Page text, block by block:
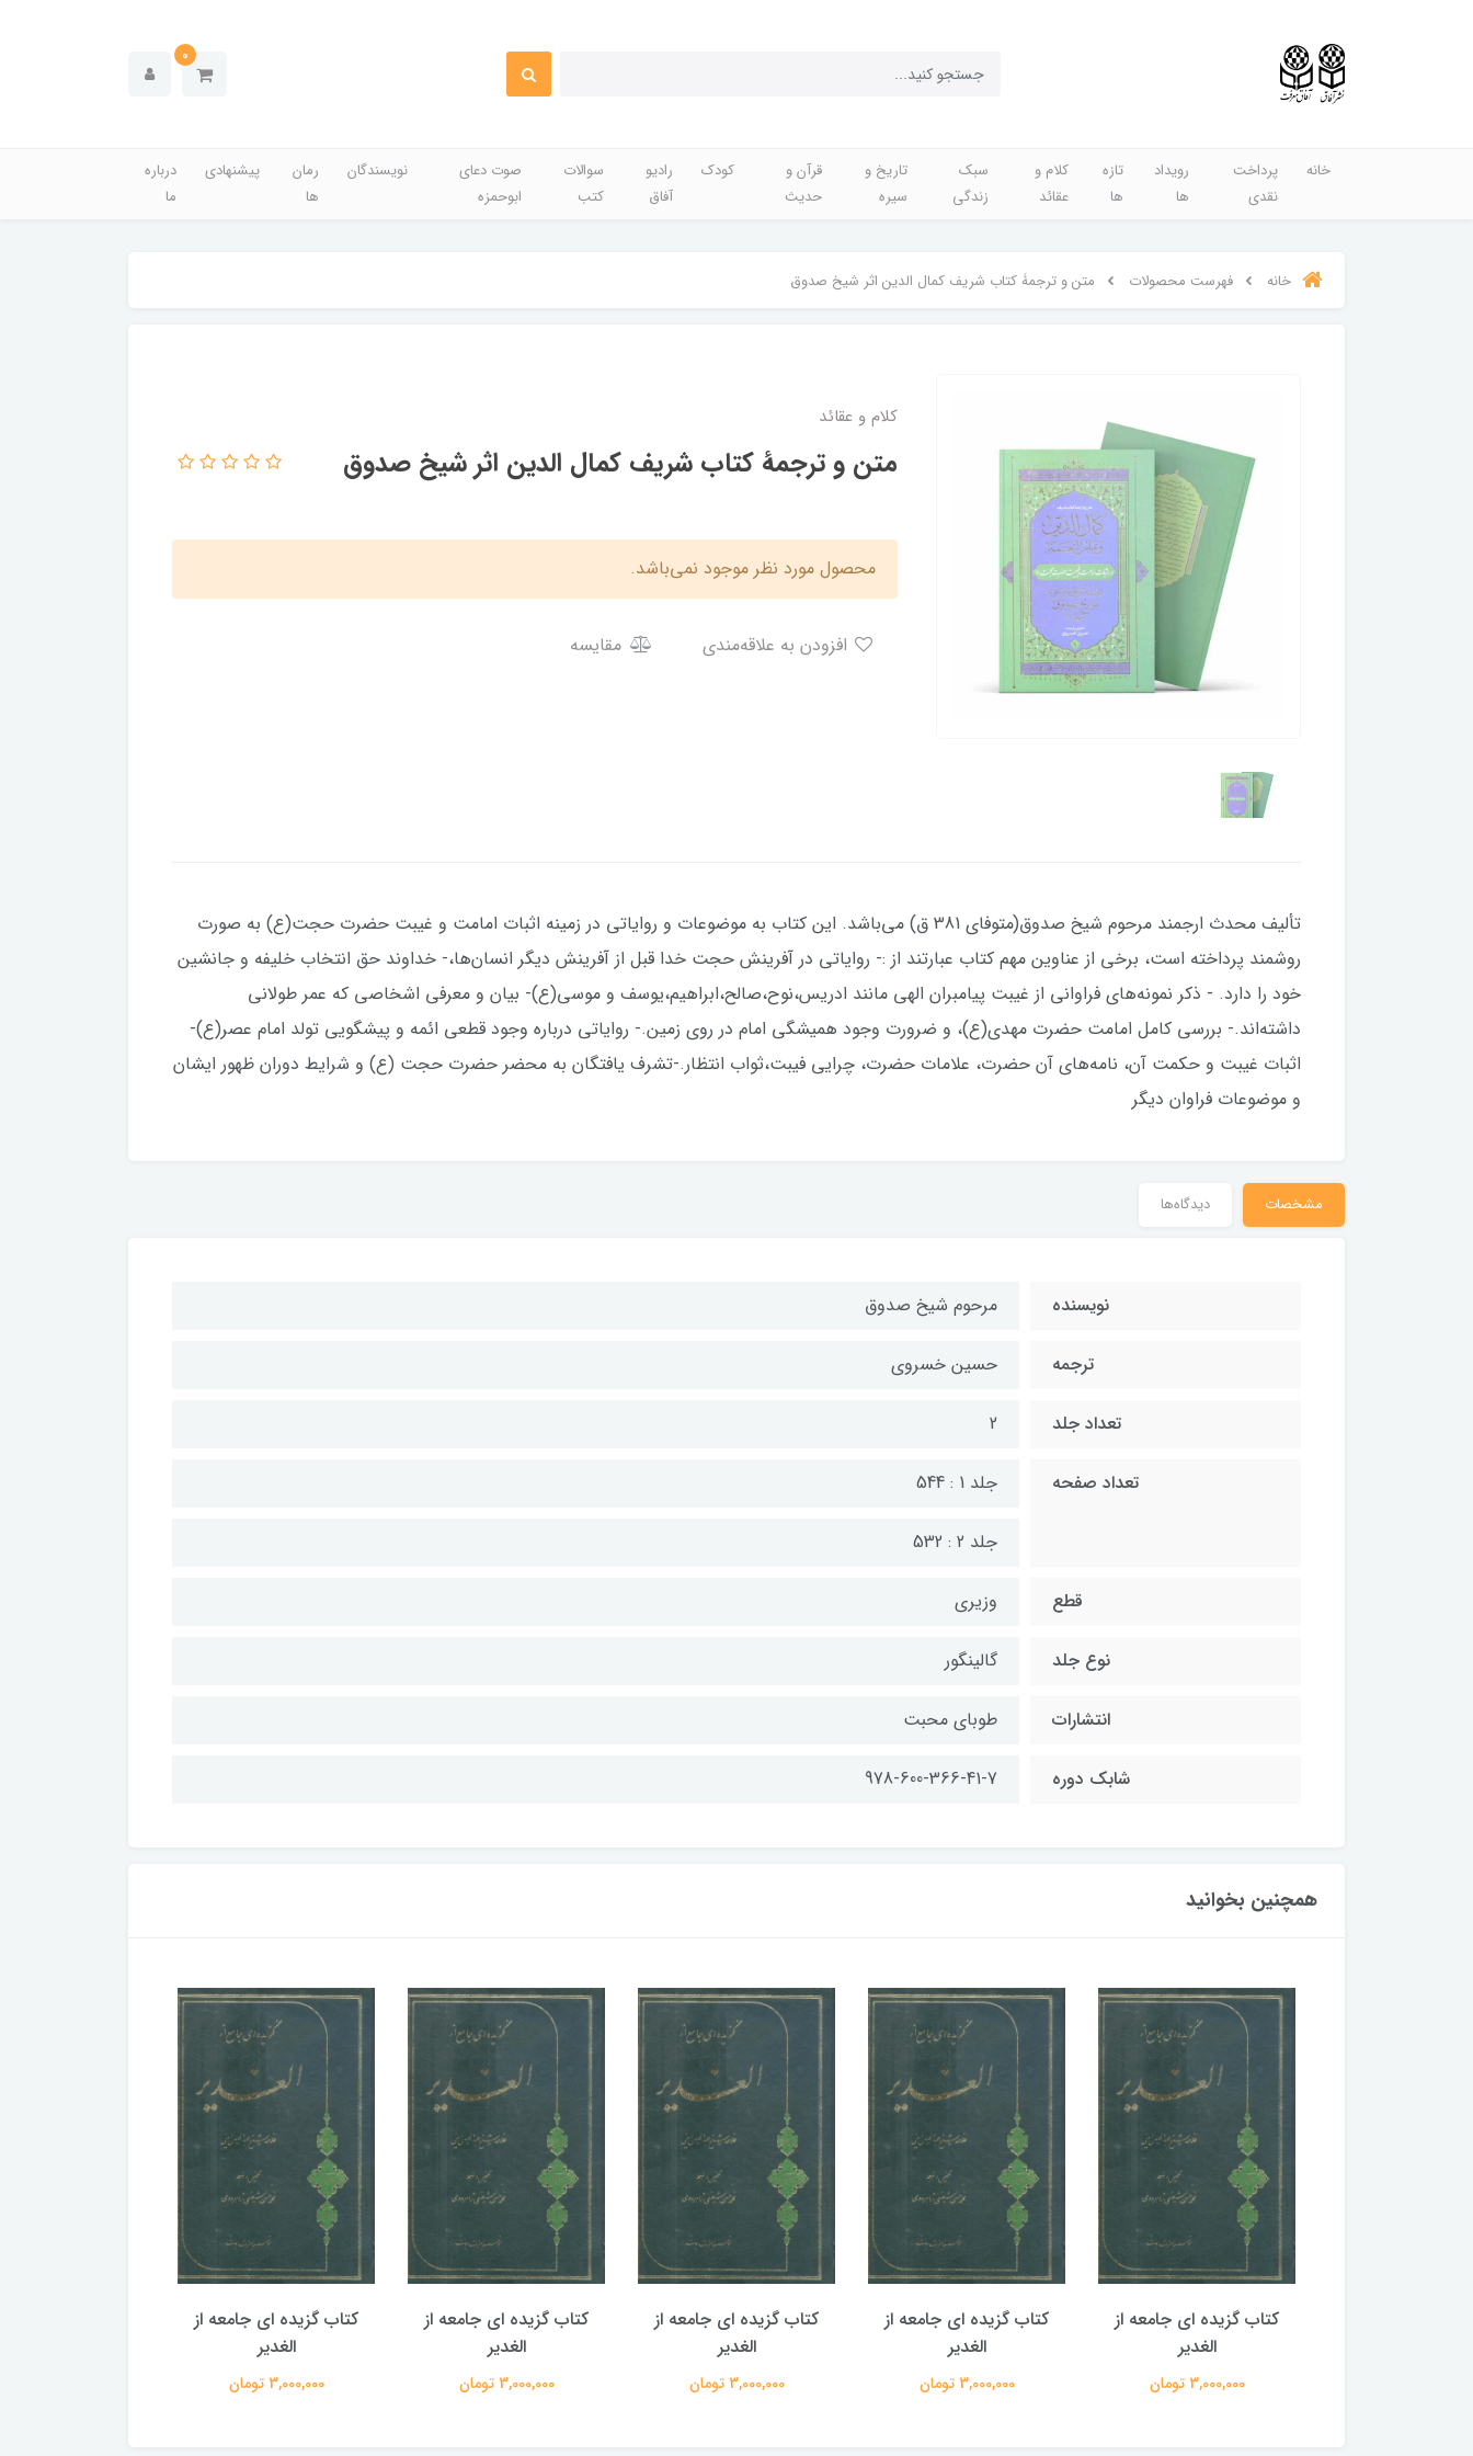
0
خانه
پرداخت
نقدی
رویداد
ها
تازه
ها
کلام و
عقائد
سبک
زندگی
تاریخ و
سیره
قرآن و
حدیث
کودک
رادیو
آفاق
سوالات
کتب
صوت دعای
ابوحمزه
نویسندگان
رمان
ها
پیشنهادی
درباره
ما
خانه فهرست محصولات متن و ترجمۀ کتاب شریف کمال الدین اثر شیخ صدوق
کلام و عقائد
متن و ترجمۀ کتاب شریف کمال الدین اثر شیخ صدوق
محصول مورد نظر موجود نمی‌باشد.
مقایسه
تألیف محدث ارجمند مرحوم شیخ صدوق(متوفای 381 ق) می‌باشد. این کتاب به موضوعات و روایاتی در زمینه اثبات امامت و غیبت حضرت حجت(ع) به صورت
روشمند پرداخته است، برخی از عناوین مهم کتاب عبارتند از :- روایاتی در آفرینش حجت خدا قبل از آفرینش دیگر انسان‌ها،- خداوند حق انتخاب خلیفه و جانشین
خود را دارد. - ذکر نمونه‌های فراوانی از غیبت پیامبران الهی مانند ادریس،نوح،صالح،ابراهیم،یوسف و موسی(ع)- بیان و معرفی اشخاصی که عمر طولانی
داشته‌اند.- بررسی کامل امامت حضرت مهدی(ع)، و ضرورت وجود همیشگی امام در روی زمین.- روایاتی درباره وجود قطعی ائمه و پیشگویی تولد امام عصر(ع)-
اثبات غیبت و حکمت آن، نامه‌های آن حضرت، علامات حضرت، چرایی فیبت،ثواب انتظار.-تشرف یافتگان به محضر حضرت حجت (ع) و شرایط دوران ظهور ایشان
و موضوعات فراوان دیگر
مشخصات دیدگاه‌ها
نویسنده مرحوم شیخ صدوق
ترجمه حسین خسروی
تعداد جلد 2
تعداد صفحه جلد 1 : 544
جلد 2 : 532
قطع وزیری
نوع جلد گالینگور
انتشارات طوبای محبت
شابک دوره 978-600-366-41-7
همچنین بخوانید
کتاب گزیده ای جامعه از
الغدیر
3,000,000 تومان
کتاب گزیده ای جامعه از
الغدیر
3,000,000 تومان
کتاب گزیده ای جامعه از
الغدیر
3,000,000 تومان
کتاب گزیده ای جامعه از
الغدیر
3,000,000 تومان
کتاب گزیده ای جامعه از
الغدیر
3,000,000 تومان